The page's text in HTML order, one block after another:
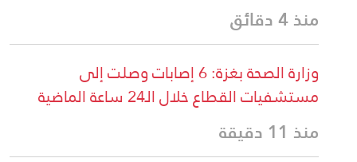
منذ 4 دقائق
وزارة الصحة بغزة: 6 إصابات وصلت إلى
مستشفيات القطاع خلال الـ24 ساعة الماضية
منذ 11 دقيقة